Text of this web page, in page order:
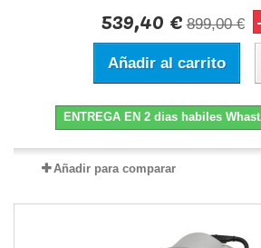
539,40 € 899,00 €
Añadir al carrito
ENTREGA EN 2 dias habiles
Añadir para comparar